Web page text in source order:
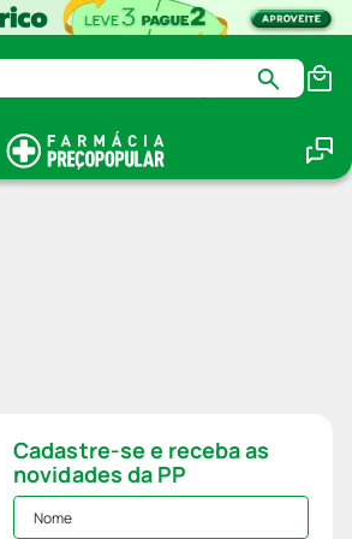
Cadastre-se e receba as
novidades da PP